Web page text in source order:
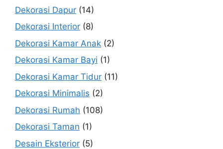
Dekorasi Dapur (14)
Dekorasi Interior (8)
Dekorasi Kamar Anak (2)
Dekorasi Kamar Bayi (1)
Dekorasi Kamar Tidur (11)
Dekorasi Minimalis (2)
Dekorasi Rumah (108)
Dekorasi Taman (1)
Desain Eksterior (5)